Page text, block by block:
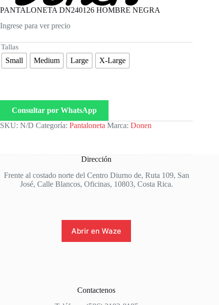
PANTALONETA DN240126 HOMBRE NEGRA
Ingrese para ver precio
Tallas
Small Medium Large X-Large
Consultar por WhatsApp
SKU: N/D Categoría: Pantaloneta Marca: Donen
Dirección
Frente al costado norte del Centro Diurno de, Ruta 109, San
José, Calle Blancos, Oficinas, 10803, Costa Rica.
Abrir en Waze
Contactenos